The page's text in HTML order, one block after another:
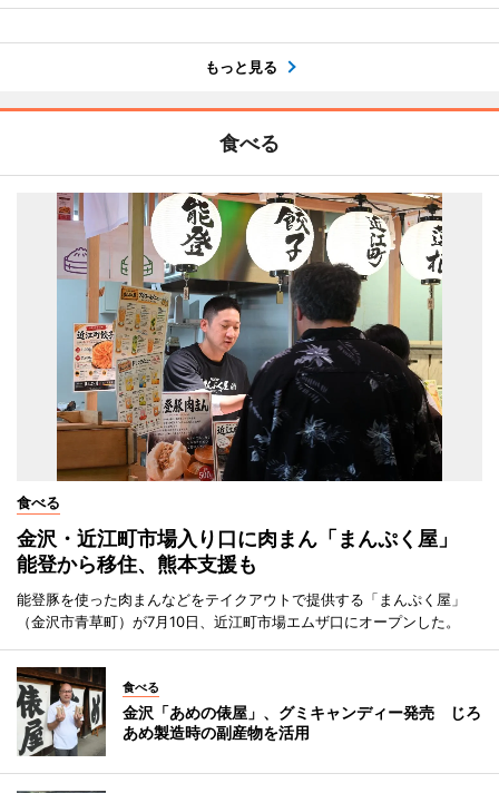
もっと見る
食べる
食べる
金沢・近江町市場入り口に肉まん「まんぷく屋」
能登から移住、熊本支援も
能登豚を使った肉まんなどをテイクアウトで提供する「まんぷく屋」
（金沢市青草町）が7月10日、近江町市場エムザ口にオープンした。
食べる
金沢「あめの俵屋」、グミキャンディー発売 じろ
あめ製造時の副産物を活用